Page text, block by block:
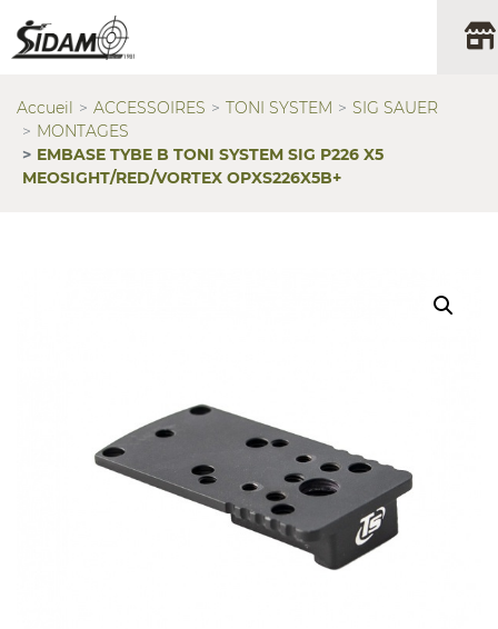
Accueil ACCESSOIRES TONI SYSTEM
SIG SAUER
MONTAGES
EMBASE TYBE B TONI SYSTEM SIG P226 X5
MEOSIGHT/RED/VORTEX OPXS226X5B+